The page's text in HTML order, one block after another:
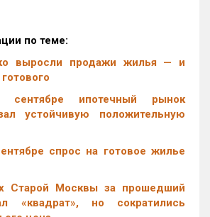
по теме:
выросли продажи жилья — и
сентябре ипотечный рынок
устойчивую положительную
спрос на готовое жилье
Старой Москвы за прошедший
«квадрат», но сократились